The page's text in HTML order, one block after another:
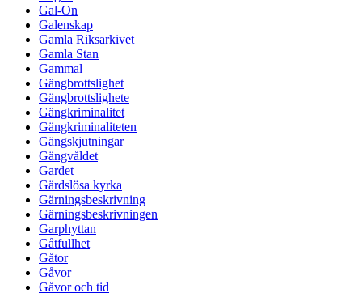
Gal-On
Galenskap
Gamla Riksarkivet
Gamla Stan
Gammal
Gängbrottslighet
Gängbrottslighete
Gängkriminalitet
Gängkriminaliteten
Gängskjutningar
Gängvåldet
Gardet
Gärdslösa kyrka
Gärningsbeskrivning
Gärningsbeskrivningen
Garphyttan
Gåtfullhet
Gåtor
Gåvor
Gåvor och tid